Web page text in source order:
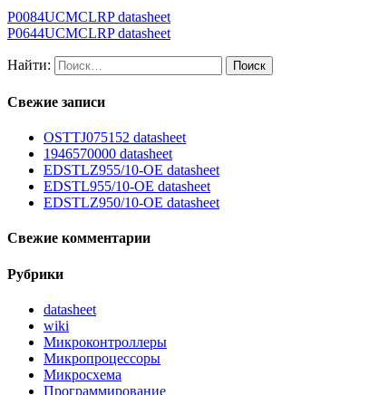
P0084UCMCLRP datasheet
P0644UCMCLRP datasheet
Найти:
Свежие записи
OSTTJ075152 datasheet
1946570000 datasheet
EDSTLZ955/10-OE datasheet
EDSTL955/10-OE datasheet
EDSTLZ950/10-OE datasheet
Свежие комментарии
Рубрики
datasheet
wiki
Микроконтроллеры
Микропроцессоры
Микросхема
Программирование